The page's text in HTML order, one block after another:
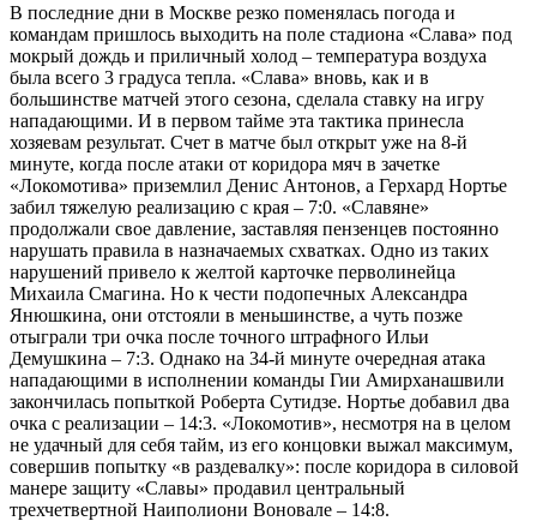
В последние дни в Москве резко поменялась погода и
командам пришлось выходить на поле стадиона «Слава» под
мокрый дождь и приличный холод – температура воздуха
была всего 3 градуса тепла. «Слава» вновь, как и в
большинстве матчей этого сезона, сделала ставку на игру
нападающими. И в первом тайме эта тактика принесла
хозяевам результат. Счет в матче был открыт уже на 8-й
минуте, когда после атаки от коридора мяч в зачетке
«Локомотива» приземлил Денис Антонов, а Герхард Нортье
забил тяжелую реализацию с края – 7:0. «Славяне»
продолжали свое давление, заставляя пензенцев постоянно
нарушать правила в назначаемых схватках. Одно из таких
нарушений привело к желтой карточке перволинейца
Михаила Смагина. Но к чести подопечных Александра
Янюшкина, они отстояли в меньшинстве, а чуть позже
отыграли три очка после точного штрафного Ильи
Демушкина – 7:3. Однако на 34-й минуте очередная атака
нападающими в исполнении команды Гии Амирханашвили
закончилась попыткой Роберта Сутидзе. Нортье добавил два
очка с реализации – 14:3. «Локомотив», несмотря на в целом
не удачный для себя тайм, из его концовки выжал максимум,
совершив попытку «в раздевалку»: после коридора в силовой
манере защиту «Славы» продавил центральный
трехчетвертной Наиполиони Воновале – 14:8.